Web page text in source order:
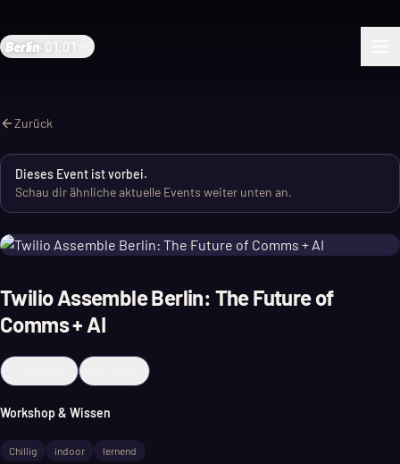
Berlin 01:01
Zurück
Dieses Event ist vorbei.
Schau dir ähnliche aktuelle Events weiter unten an.
Twilio Assemble Berlin: The Future of
Comms + AI
Workshop & Wissen
Chillig indoor lernend